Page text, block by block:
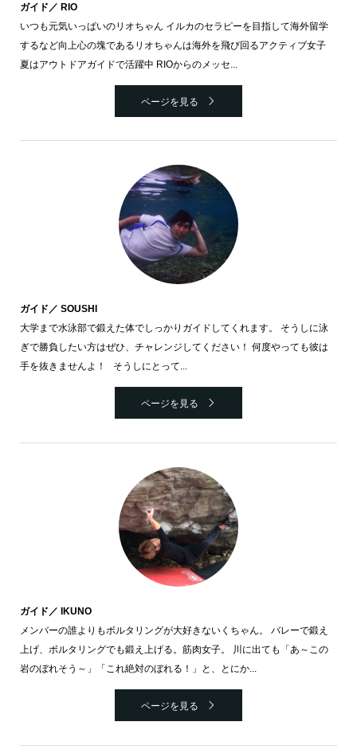
ガイド／ RIO
いつも元気いっぱいのリオちゃん イルカのセラピーを目指して海外留学
するなど向上心の塊であるリオちゃんは海外を飛び回るアクティブ女子
夏はアウトドアガイドで活躍中 RIOからのメッセ...
ページを見る
ガイド／ SOUSHI
大学まで水泳部で鍛えた体でしっかりガイドしてくれます。 そうしに泳
ぎで勝負したい方はぜひ、チャレンジしてください！ 何度やっても彼は
手を抜きませんよ！ そうしにとって...
ページを見る
ガイド／ IKUNO
メンバーの誰よりもボルタリングが大好きないくちゃん。 バレーで鍛え
上げ、ボルタリングでも鍛え上げる。筋肉女子。 川に出ても「あ～この
岩のぼれそう～」「これ絶対のぼれる！」と、とにか...
ページを見る